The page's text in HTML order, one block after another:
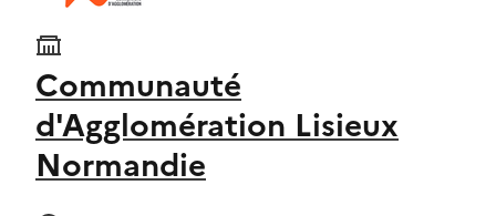
Communauté
d'Agglomération Lisieux
Normandie